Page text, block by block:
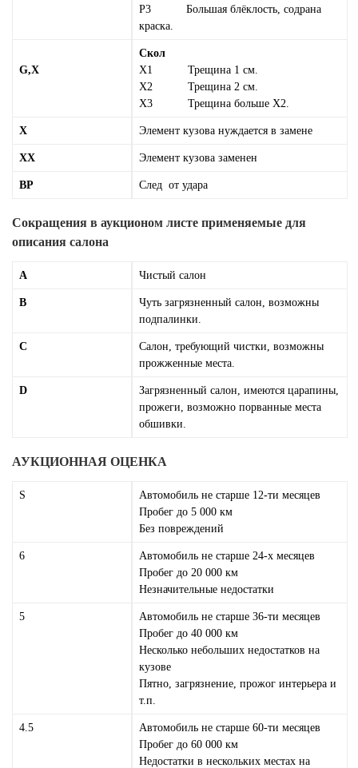
Р3 Большая блёклость, содрана
краска.
G,X
Скол
Х1 Трещина 1 см.
Х2 Трещина 2 см.
Х3 Трещина больше Х2.
X Элемент кузова нуждается в замене
XX Элемент кузова заменен
BP Cлед от удара
Сокращения в аукционом листе применяемые для
описания салона
A Чистый салон
B
Чуть загрязненный салон, возможны
подпалинки.
C
Салон, требующий чистки, возможны
прожженные места.
D
Загрязненный салон, имеются царапины,
прожеги, возможно порванные места
обшивки.
АУКЦИОННАЯ ОЦЕНКА
S
Автомобиль не старше 12-ти месяцев
Пробег до 5 000 км
Без повреждений
6
Автомобиль не старше 24-х месяцев
Пробег до 20 000 км
Незначительные недостатки
5
Автомобиль не старше 36-ти месяцев
Пробег до 40 000 км
Несколько небольших недостатков на
кузове
Пятно, загрязнение, прожог интерьера и
т.п.
4.5
Автомобиль не старше 60-ти месяцев
Пробег до 60 000 км
Недостатки в нескольких местах на